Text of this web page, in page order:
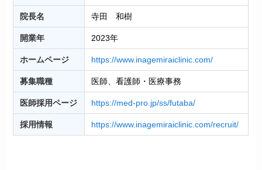
院長名 ︎寺田 和樹
開業年 2023年
ホームページ https://www.inagemiraiclinic.com/
募集職種 医師、看護師・医療事務
医師採用ページ https://med-pro.jp/ss/futaba/
採用情報 https://www.inagemiraiclinic.com/recruit/